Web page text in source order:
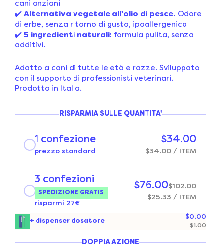
cani anziani
✔️ Alternativa vegetale all'olio di pesce. Odore
di erbe, senza ritorno di gusto, ipoallergenico
✔️ 5 ingredienti naturali: formula pulita, senza
additivi.
Adatto a cani di tutte le età e razze. Sviluppato
con il supporto di professionisti veterinari.
Prodotto in Italia.
RISPARMIA SULLE QUANTITA'
1 confezione
prezzo standard
$34.00
$34.00 / ITEM
3 confezioni
SPEDIZIONE GRATIS
risparmi 27€
$76.00$102.00
$25.33 / ITEM
+ dispenser dosatore
$0.00
$1.00
DOPPIA AZIONE